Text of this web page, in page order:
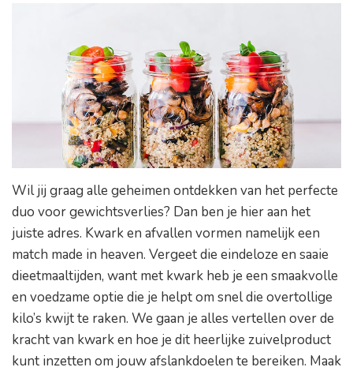
Wil jij graag alle geheimen ontdekken van het perfecte
duo voor gewichtsverlies? Dan ben je hier aan het
juiste adres. Kwark en afvallen vormen namelijk een
match made in heaven. Vergeet die eindeloze en saaie
dieetmaaltijden, want met kwark heb je een smaakvolle
en voedzame optie die je helpt om snel die overtollige
kilo’s kwijt te raken. We gaan je alles vertellen over de
kracht van kwark en hoe je dit heerlijke zuivelproduct
kunt inzetten om jouw afslankdoelen te bereiken. Maak